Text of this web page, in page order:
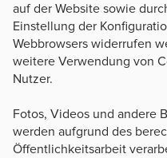
auf der Website sowie
Einstellung der
Webbrowsers widerrufen
weitere Verwendung von
Nutzer.
Fotos, Videos und andere
werden aufgrund des
Öffentlichkeitsarbeit